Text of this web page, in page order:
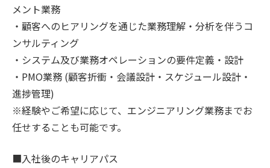
メント業務
・顧客へのヒアリングを通じた業務理解・分析を伴うコ
ンサルティング
・システム及び業務オペレーションの要件定義・設計
・PMO業務 (顧客折衝・会議設計・スケジュール設計・
進捗管理)
※経験やご希望に応じて、エンジニアリング業務までお
任せすることも可能です。
■入社後のキャリアパス